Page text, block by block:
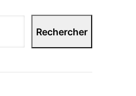
Rechercher